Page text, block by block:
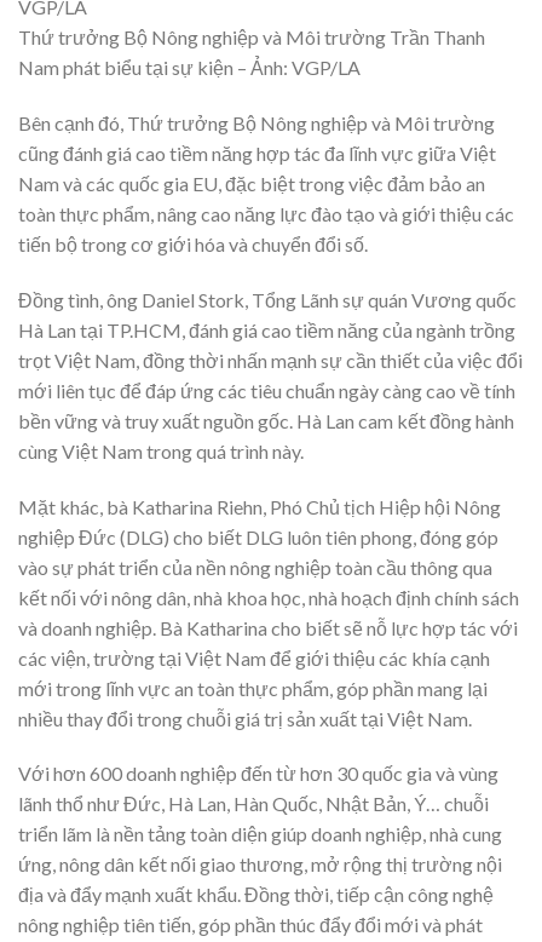
Thứ trưởng Bộ Nông nghiệp và Môi trường Trần Thanh
Nam phát biểu tại sự kiện – Ảnh: VGP/LA
Bên cạnh đó, Thứ trưởng Bộ Nông nghiệp và Môi trường
cũng đánh giá cao tiềm năng hợp tác đa lĩnh vực giữa Việt
Nam và các quốc gia EU, đặc biệt trong việc đảm bảo an
toàn thực phẩm, nâng cao năng lực đào tạo và giới thiệu các
tiến bộ trong cơ giới hóa và chuyển đổi số.
Đồng tình, ông Daniel Stork, Tổng Lãnh sự quán Vương quốc
Hà Lan tại TP.HCM, đánh giá cao tiềm năng của ngành trồng
trọt Việt Nam, đồng thời nhấn mạnh sự cần thiết của việc đổi
mới liên tục để đáp ứng các tiêu chuẩn ngày càng cao về tính
bền vững và truy xuất nguồn gốc. Hà Lan cam kết đồng hành
cùng Việt Nam trong quá trình này.
Mặt khác, bà Katharina Riehn, Phó Chủ tịch Hiệp hội Nông
nghiệp Đức (DLG) cho biết DLG luôn tiên phong, đóng góp
vào sự phát triển của nền nông nghiệp toàn cầu thông qua
kết nối với nông dân, nhà khoa học, nhà hoạch định chính sách
và doanh nghiệp. Bà Katharina cho biết sẽ nỗ lực hợp tác với
các viện, trường tại Việt Nam để giới thiệu các khía cạnh
mới trong lĩnh vực an toàn thực phẩm, góp phần mang lại
nhiều thay đổi trong chuỗi giá trị sản xuất tại Việt Nam.
Với hơn 600 doanh nghiệp đến từ hơn 30 quốc gia và vùng
lãnh thổ như Đức, Hà Lan, Hàn Quốc, Nhật Bản, Ý… chuỗi
triển lãm là nền tảng toàn diện giúp doanh nghiệp, nhà cung
ứng, nông dân kết nối giao thương, mở rộng thị trường nội
địa và đẩy mạnh xuất khẩu. Đồng thời, tiếp cận công nghệ
nông nghiệp tiên tiến, góp phần thúc đẩy đổi mới và phát